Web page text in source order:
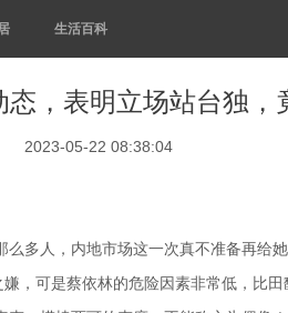
生活百科
，表明立场站台独，
2023-05-22 08:38:04
多人，内地市场这一次真不准备再给
，可是蔡依林的危险因素非常低，比田